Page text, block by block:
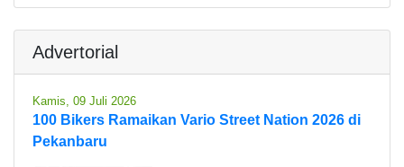
Advertorial
Kamis, 09 Juli 2026
100 Bikers Ramaikan Vario Street Nation 2026 di
Pekanbaru